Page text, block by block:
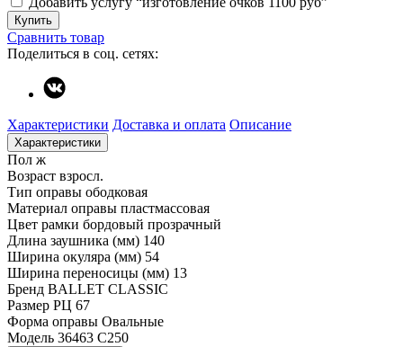
Купить
Сравнить товар
Поделиться в соц. сетях:
Характеристики Доставка и оплата Описание
Характеристики
Пол ж
Возраст взросл.
Тип оправы ободковая
Материал оправы пластмассовая
Цвет рамки бордовый прозрачный
Длина заушника (мм) 140
Ширина окуляра (мм) 54
Ширина переносицы (мм) 13
Бренд BALLET CLASSIC
Размер РЦ 67
Форма оправы Овальные
Модель 36463 С250